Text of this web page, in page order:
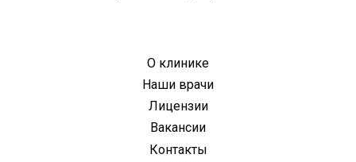
О клинике
Наши врачи
Лицензии
Вакансии
Контакты